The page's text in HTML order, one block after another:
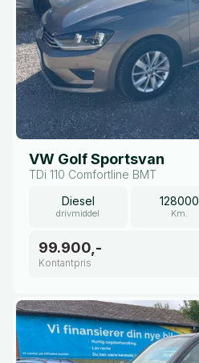
VW Golf Sportsvan
TDi 110 Comfortline BMT
Diesel
drivmiddel
128000
Km.
99.900,-
Kontantpris